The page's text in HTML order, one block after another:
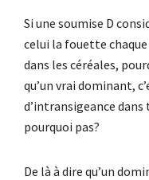
Si une soumise D
celui la fouette
dans les céréales,
qu’un vrai dominant,
d’intransigeance dans
pourquoi pas?
De là à dire qu’un